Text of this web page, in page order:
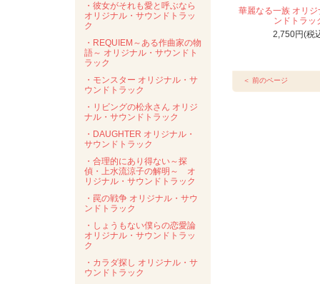
・彼女がそれも愛と呼ぶなら
オリジナル・サウンドトラッ
ク
・REQUIEM～ある作曲家の物
語～ オリジナル・サウンドト
ラック
・モンスター オリジナル・サ
ウンドトラック
・リビングの松永さん オリジ
ナル・サウンドトラック
・DAUGHTER オリジナル・
サウンドトラック
・合理的にあり得ない～探
偵・上水流涼子の解明～ オ
リジナル・サウンドトラック
・罠の戦争 オリジナル・サウ
ンドトラック
・しょうもない僕らの恋愛論
オリジナル・サウンドトラッ
ク
・カラダ探し オリジナル・サ
ウンドトラック
華麗なる一族 オリ
ンドトラッ
2,750円(税
＜ 前のページ